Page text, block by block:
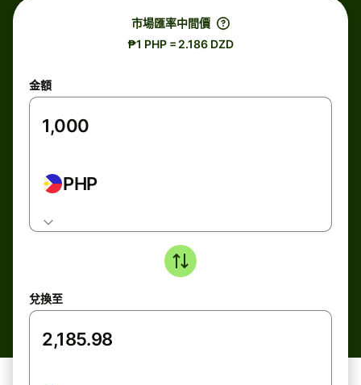
市場匯率中間價
₱1 PHP = 2.186 DZD
金額
PHP
兌換至